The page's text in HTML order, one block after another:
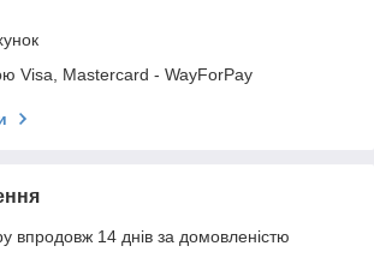
Visa, Mastercard - WayForPay
впродовж 14 днів за домовленістю